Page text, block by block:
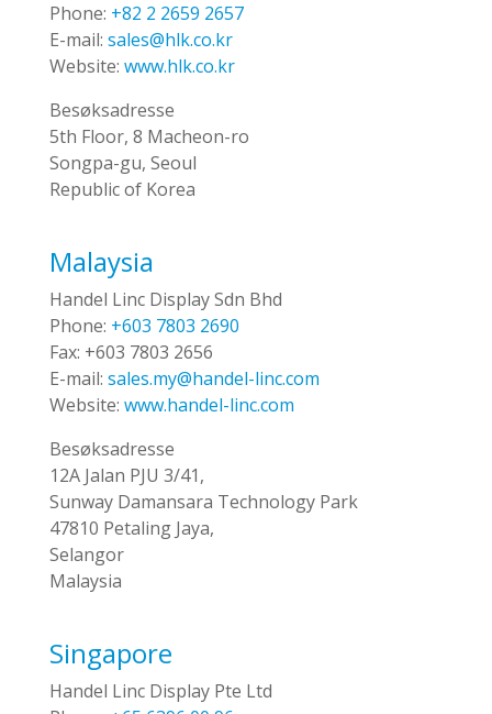
Phone: +82 2 2659 2657
E-mail: sales@hlk.co.kr
Website: www.hlk.co.kr
Besøksadresse
5th Floor, 8 Macheon-ro
Songpa-gu, Seoul
Republic of Korea
Malaysia
Handel Linc Display Sdn Bhd
Phone: +603 7803 2690
Fax: +603 7803 2656
E-mail: sales.my@handel-linc.com
Website: www.handel-linc.com
Besøksadresse
12A Jalan PJU 3/41,
Sunway Damansara Technology Park
47810 Petaling Jaya,
Selangor
Malaysia
Singapore
Handel Linc Display Pte Ltd